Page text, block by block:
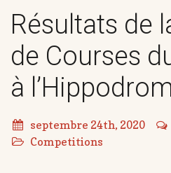
Résultats de
de Courses
à
septembre 24th, 2020
Competitions